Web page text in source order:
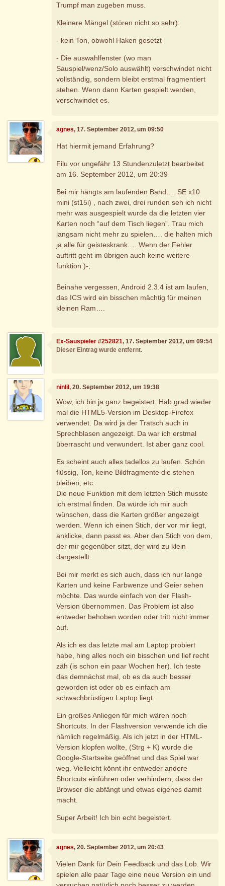
Trumpf man zugeben muss.
Kleinere Mängel (stören nicht so sehr):
- kein Ton, obwohl Haken gesetzt
- Die auswahlfenster (wo man
Sauspiel/wenz/Solo auswählt) verschwindet nicht
vollständig, sondern bleibt erstmal fragmentiert
stehen. Wenn dann Karten gespielt werden,
verschwindet es.
agnes, 17. September 2012, um 09:50
Hat hiermit jemand Erfahrung?
Filu vor ungefähr 13 Stundenzuletzt bearbeitet
am 16. September 2012, um 20:39
Bei mir hängts am laufenden Band…. SE x10
mini (st15i) , nach zwei, drei runden seh ich nicht
mehr was ausgespielt wurde da die letzten vier
Karten noch “auf dem Tisch liegen”. Trau mich
langsam nicht mehr zu spielen…. die halten mich
ja alle für geisteskrank…. Wenn der Fehler
auftritt geht im übrigen auch keine weitere
funktion )-;
Beinahe vergessen, Android 2.3.4 ist am laufen,
das ICS wird ein bisschen mächtig für meinen
kleinen Ram….
Ex-Sauspieler #252821, 17. September 2012, um 09:54
Dieser Eintrag wurde entfernt.
ninlil, 20. September 2012, um 19:38
Wow, ich bin ja ganz begeistert. Hab grad wieder
mal die HTML5-Version im Desktop-Firefox
verwendet. Da wird ja der Tratsch auch in
Sprechblasen angezeigt. Da war ich erstmal
überrascht und verwundert. Ist aber ganz cool.
Es scheint auch alles tadellos zu laufen. Schön
flüssig, Ton, keine Bildfragmente die stehen
bleiben, etc.
Die neue Funktion mit dem letzten Stich musste
ich erstmal finden. Da würde ich mir auch
wünschen, dass die Karten größer angezeigt
werden. Wenn ich einen Stich, der vor mir liegt,
anklicke, dann passt es. Aber den Stich von dem,
der mir gegenüber sitzt, der wird zu klein
dargestellt.
Bei mir merkt es sich auch, dass ich nur lange
Karten und keine Farbwenze und Geier sehen
möchte. Das wurde einfach von der Flash-
Version übernommen. Das Problem ist also
entweder behoben worden oder tritt nicht immer
auf.
Als ich es das letzte mal am Laptop probiert
habe, hing alles noch ein bisschen und lief recht
zäh (is schon ein paar Wochen her). Ich teste
das demnächst mal, ob es da auch besser
geworden ist oder ob es einfach am
schwachbrüstigen Laptop liegt.
Ein großes Anliegen für mich wären noch
Shortcuts. In der Flashversion verwende ich die
nämlich regelmäßig. Als ich jetzt in der HTML-
Version klopfen wollte, (Strg + K) wurde die
Google-Startseite geöffnet und das Spiel war
weg. Vielleicht könnt ihr entweder andere
Shortcuts einführen oder verhindern, dass der
Browser die abfängt und etwas eigenes damit
macht.
Super Arbeit! Ich bin echt begeistert.
agnes, 20. September 2012, um 20:43
Vielen Dank für Dein Feedback und das Lob. Wir
spielen alle paar Tage eine neue Version ein und